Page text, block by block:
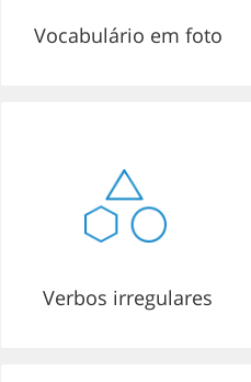
Vocabulário em foto
Verbos irregulares